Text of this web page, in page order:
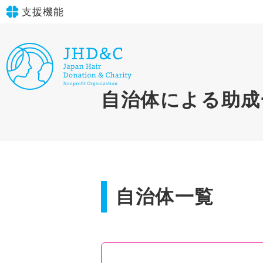
支援機能
文字サイズ 標準
青 黄 黒
in simple English
English Guide自治体による助
自治体一覧